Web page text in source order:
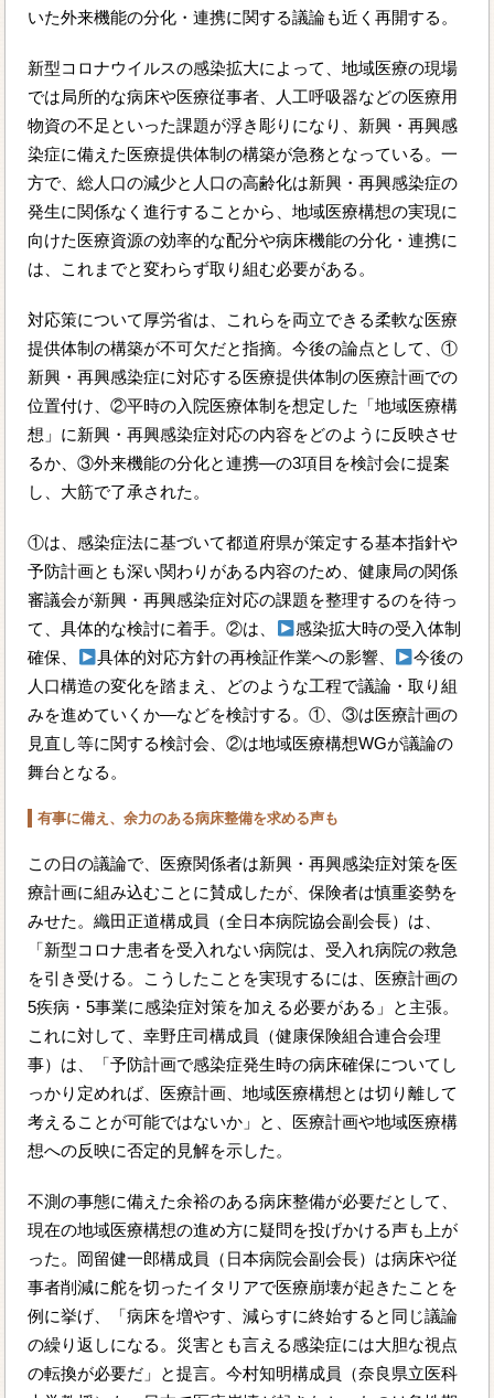
いた外来機能の分化・連携に関する議論も近く再開する。
新型コロナウイルスの感染拡大によって、地域医療の現場
では局所的な病床や医療従事者、人工呼吸器などの医療用
物資の不足といった課題が浮き彫りになり、新興・再興感
染症に備えた医療提供体制の構築が急務となっている。一
方で、総人口の減少と人口の高齢化は新興・再興感染症の
発生に関係なく進行することから、地域医療構想の実現に
向けた医療資源の効率的な配分や病床機能の分化・連携に
は、これまでと変わらず取り組む必要がある。
対応策について厚労省は、これらを両立できる柔軟な医療
提供体制の構築が不可欠だと指摘。今後の論点として、①
新興・再興感染症に対応する医療提供体制の医療計画での
位置付け、②平時の入院医療体制を想定した「地域医療構
想」に新興・再興感染症対応の内容をどのように反映させ
るか、③外来機能の分化と連携―の3項目を検討会に提案
し、大筋で了承された。
①は、感染症法に基づいて都道府県が策定する基本指針や
予防計画とも深い関わりがある内容のため、健康局の関係
審議会が新興・再興感染症対応の課題を整理するのを待っ
て、具体的な検討に着手。②は、
感染拡大時の受入体制
確保、
具体的対応方針の再検証作業への影響、
今後の
人口構造の変化を踏まえ、どのような工程で議論・取り組
みを進めていくか―などを検討する。①、③は医療計画の
見直し等に関する検討会、②は地域医療構想WGが議論の
舞台となる。
有事に備え、余力のある病床整備を求める声も
この日の議論で、医療関係者は新興・再興感染症対策を医
療計画に組み込むことに賛成したが、保険者は慎重姿勢を
みせた。織田正道構成員（全日本病院協会副会長）は、
「新型コロナ患者を受入れない病院は、受入れ病院の救急
を引き受ける。こうしたことを実現するには、医療計画の
5疾病・5事業に感染症対策を加える必要がある」と主張。
これに対して、幸野庄司構成員（健康保険組合連合会理
事）は、「予防計画で感染症発生時の病床確保についてし
っかり定めれば、医療計画、地域医療構想とは切り離して
考えることが可能ではないか」と、医療計画や地域医療構
想への反映に否定的見解を示した。
不測の事態に備えた余裕のある病床整備が必要だとして、
現在の地域医療構想の進め方に疑問を投げかける声も上が
った。岡留健一郎構成員（日本病院会副会長）は病床や従
事者削減に舵を切ったイタリアで医療崩壊が起きたことを
例に挙げ、「病床を増やす、減らすに終始すると同じ議論
の繰り返しになる。災害とも言える感染症には大胆な視点
の転換が必要だ」と提言。今村知明構成員（奈良県立医科